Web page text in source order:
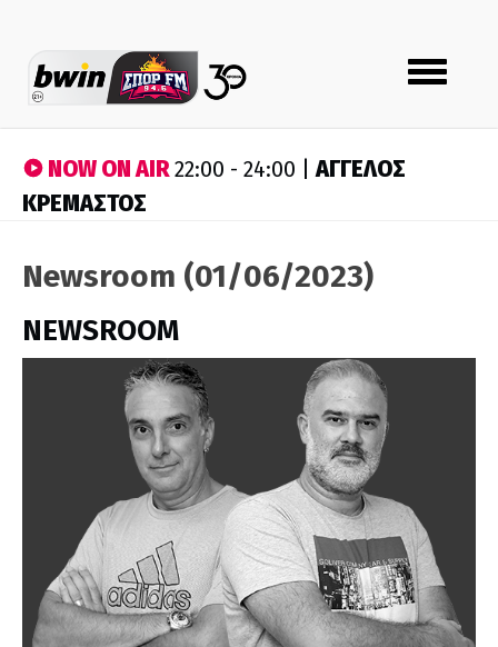
Toggle
navigation
NOW ON AIR22:00 - 24:00 |ΑΓΓΕΛΟΣ
ΚΡΕΜΑΣΤΟΣ
Newsroom (01/06/2023)
NEWSROOM